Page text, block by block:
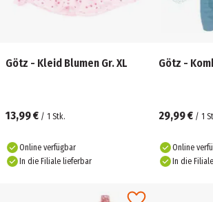
Götz - Kleid Blumen Gr. XL
13,99 € / 1 Stk.
Online verfügbar
In die Filiale lieferbar
Götz -
29,99 € / 1
Online
In die